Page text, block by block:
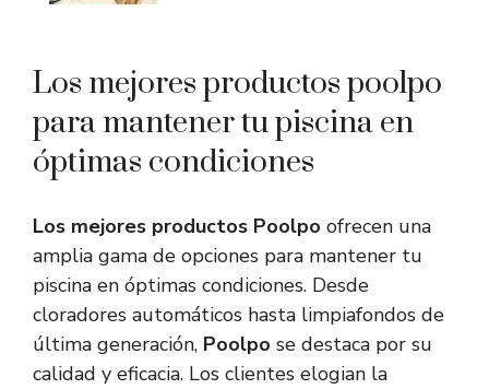
Los mejores productos poolpo
para mantener tu piscina en
óptimas condiciones
Los mejores productos Poolpo ofrecen una
amplia gama de opciones para mantener tu
piscina en óptimas condiciones. Desde
cloradores automáticos hasta limpiafondos de
última generación, Poolpo se destaca por su
calidad y eficacia. Los clientes elogian la